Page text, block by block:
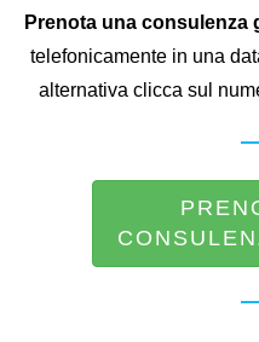
Prenota una consulenza
telefonicamente in una
alternativa clicca sul